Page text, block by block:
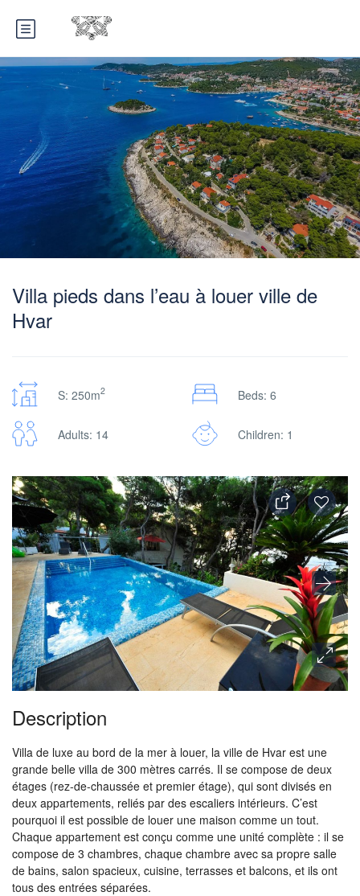
Villa pieds dans l’eau à louer ville de
Hvar
S: 250m2 Beds: 6
Adults: 14 Children: 1
Description
Villa de luxe au bord de la mer à louer, la ville de Hvar est une
grande belle villa de 300 mètres carrés. Il se compose de deux
étages (rez-de-chaussée et premier étage), qui sont divisés en
deux appartements, reliés par des escaliers intérieurs. C’est
pourquoi il est possible de louer une maison comme un tout.
Chaque appartement est conçu comme une unité complète : il se
compose de 3 chambres, chaque chambre avec sa propre salle
de bains, salon spacieux, cuisine, terrasses et balcons, et ils ont
tous des entrées séparées.